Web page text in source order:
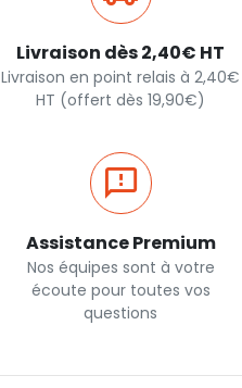
Livraison dès 2,40€ HT
Livraison en point relais à 2,40€
HT (offert dès 19,90€)
Assistance Premium
Nos équipes sont à votre
écoute pour toutes vos
questions